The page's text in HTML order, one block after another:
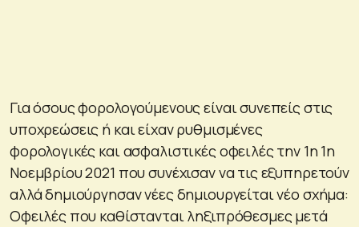
Για όσους φορολογούμενους είναι συνεπείς στις
υποχρεώσεις ή και είχαν ρυθμισμένες
φορολογικές και ασφαλιστικές οφειλές την 1η 1η
Νοεμβρίου 2021 που συνέχισαν να τις εξυπηρετούν
αλλά δημιούργησαν νέες δημιουργείται νέο σχήμα:
Οφειλές που καθίστανται ληξιπρόθεσμες μετά